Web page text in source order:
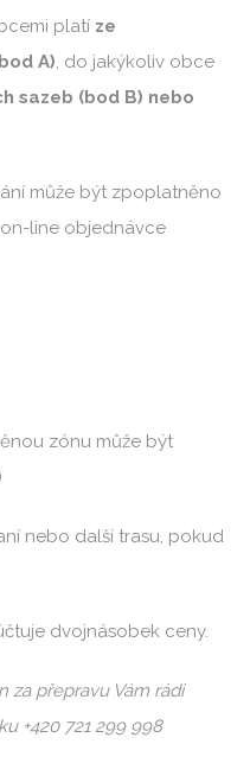
platí ze
A), do jakýkoliv obce
sazeb (bod B) nebo
může být zpoplatněno
line objednávce
zónu může být
nebo další trasu, pokud
dvojnásobek ceny.
za přepravu Vám rádi
+420 721 299 998